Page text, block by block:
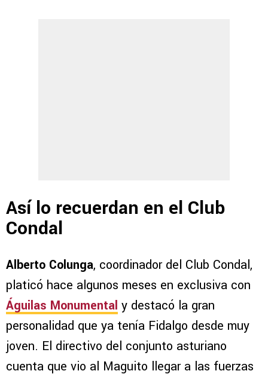
Así lo recuerdan en el Club
Condal
Alberto Colunga, coordinador del Club Condal,
platicó hace algunos meses en exclusiva con
Águilas Monumental y destacó la gran
personalidad que ya tenía Fidalgo desde muy
joven. El directivo del conjunto asturiano
cuenta que vio al Maguito llegar a las fuerzas